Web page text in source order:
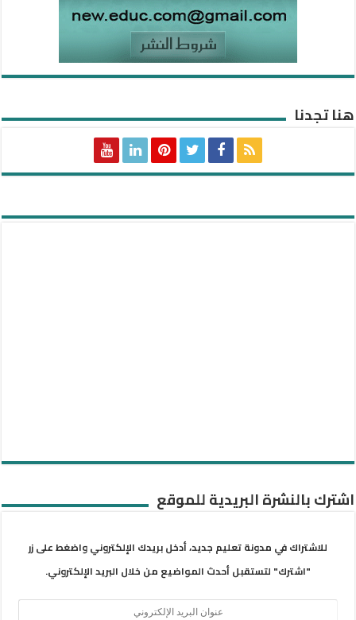
هنا تجدنا
اشترك بالنشرة البريدية للموقع
للاشتراك في مدونة تعليم جديد، أدخل بريدك الإلكتروني واضغط على زر
"اشترك" لتستقبل أحدث المواضيع من خلال البريد الإلكتروني.